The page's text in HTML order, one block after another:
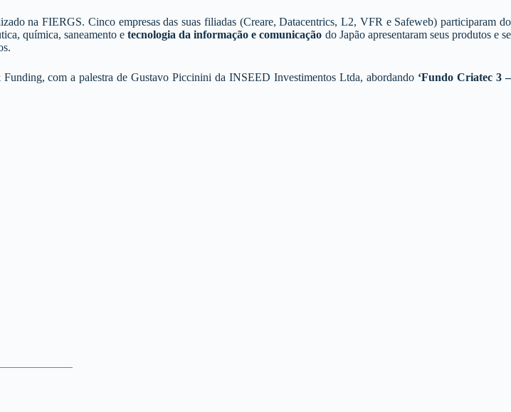
na FIERGS. Cinco empresas das suas filiadas (Creare, Datacentrics, L2, VFR e Safeweb) participaram do
química, saneamento etecnologia da informação e comunicação do Japão apresentaram seus produtos e se
com a palestra de Gustavo Piccinini da INSEED Investimentos Ltda, abordando ‘Fundo Criatec 3 –